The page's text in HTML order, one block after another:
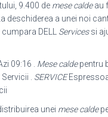
9.400 de mese caldeau
deschiderea a unei noi
DELL Servicessi
09:16 . Mese caldepentru
. SERVICE
unei mese calde